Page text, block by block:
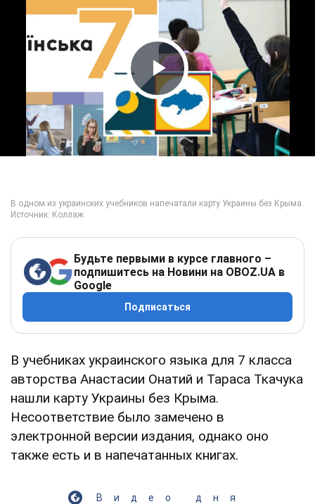
Play Video
Будьте первыми в курсе главного –
подпишитесь на Новини на OBOZ.UA в
Google
Подписаться
В учебниках украинского языка для 7 класса
авторства Анастасии Онатий и Тараса Ткачука
нашли карту Украины без Крыма.
Несоответствие было замечено в
электронной версии издания, однако оно
также есть и в напечатанных книгах.
Видео дня